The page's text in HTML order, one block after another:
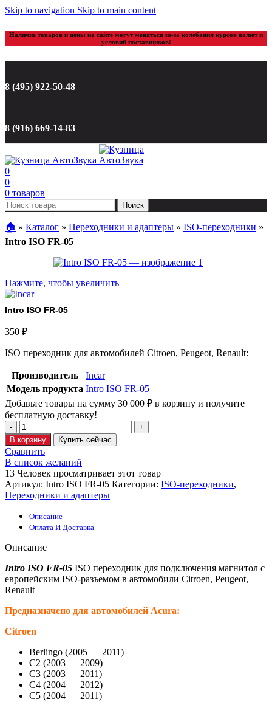
Skip to navigation Skip to main content
Наличие товаров и цены на сайте могут меняться из-за колебания курсов валют и
условий поставщиков!
8 (495) 922-50-48
8 (916) 669-14-83
0
0
0 товаров
Поиск
🏠︎ » Каталог » Переходники и адаптеры » ISO-переходники »
Intro ISO FR-05
Нажмите, чтобы увеличить
Intro ISO FR-05
350 ₽
ISO переходник для автомобилей Citroen, Peugeot, Renault:
Производитель
Incar
Модель продукта Intro ISO FR-05
Добавьте товары на сумму 30 000 ₽ в корзину и получите
бесплатную доставку!
В корзину Купить сейчас
Сравнить
В список желаний
13 Человек просматривает этот товар
Артикул: Intro ISO FR-05 Категории: ISO-переходники,
Переходники и адаптеры
Описание
Оплата И Доставка
Описание
Intro ISO FR-05 ISO переходник для подключения магнитол с
европейским ISO-разъемом в автомобили Citroen, Peugeot,
Renault
Предназначено для автомобилей Acura:
Citroen
Berlingo (2005 — 2011)
C2 (2003 — 2009)
C3 (2003 — 2011)
C4 (2004 — 2012)
C5 (2004 — 2011)